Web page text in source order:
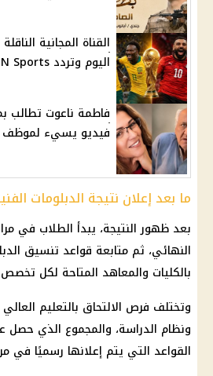
القناة المجانية
اليوم وتردد beIN Sports المفتوحة
فاطمة ناعوت
فيديو يسيء
ما بعد إعلان نتيجة الدبلومات
بعد ظهور النتيجة، يبدأ الطلاب في
النهائي، ثم متابعة قواعد تنسيق
بالكليات والمعاهد المتاحة لكل
وتختلف فرص الالتحاق بالتعليم
ونظام الدراسة، والمجموع الذي حصل
القواعد التي يتم إعلانها رسميًا في